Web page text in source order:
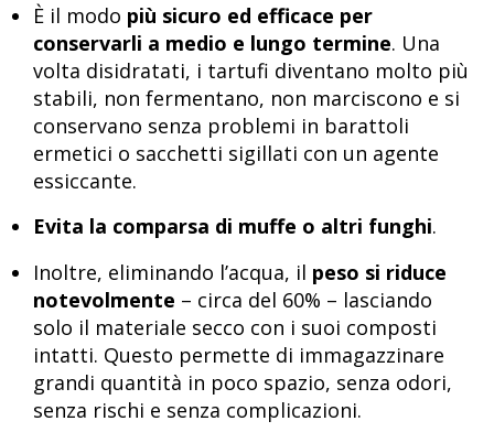
È il modo più sicuro ed efficace per
conservarli a medio e lungo termine. Una
volta disidratati, i tartufi diventano molto più
stabili, non fermentano, non marciscono e si
conservano senza problemi in barattoli
ermetici o sacchetti sigillati con un agente
essiccante.
Evita la comparsa di muffe o altri funghi.
Inoltre, eliminando l’acqua, il peso si riduce
notevolmente – circa del 60% – lasciando
solo il materiale secco con i suoi composti
intatti. Questo permette di immagazzinare
grandi quantità in poco spazio, senza odori,
senza rischi e senza complicazioni.